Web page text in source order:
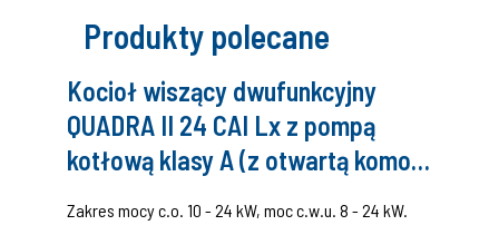
Produkty polecane
Kocioł wiszący dwufunkcyjny
QUADRA II 24 CAI Lx z pompą
kotłową klasy A (z otwartą komorą
Zakres mocy c.o. 10 - 24 kW, moc c.w.u. 8 - 24 kW.